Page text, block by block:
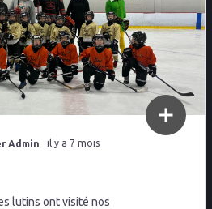
Admin il y a 7 mois
lutins ont visité nos